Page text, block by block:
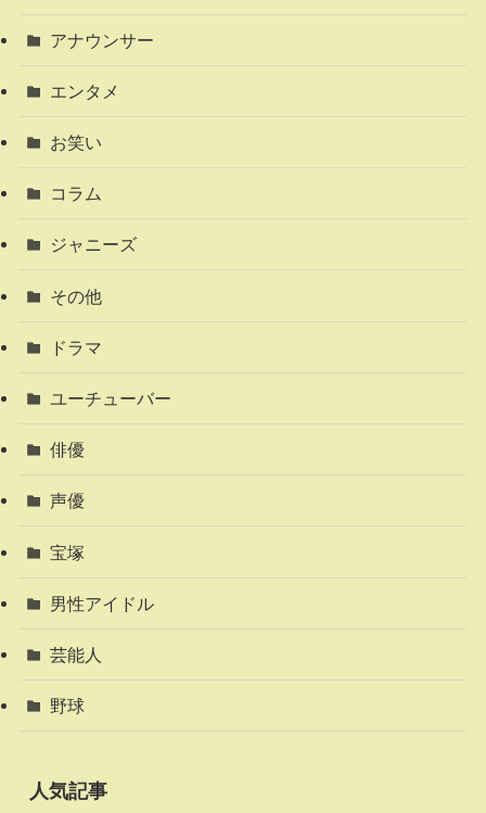
アナウンサー
エンタメ
お笑い
コラム
ジャニーズ
その他
ドラマ
ユーチューバー
俳優
声優
宝塚
男性アイドル
芸能人
野球
人気記事